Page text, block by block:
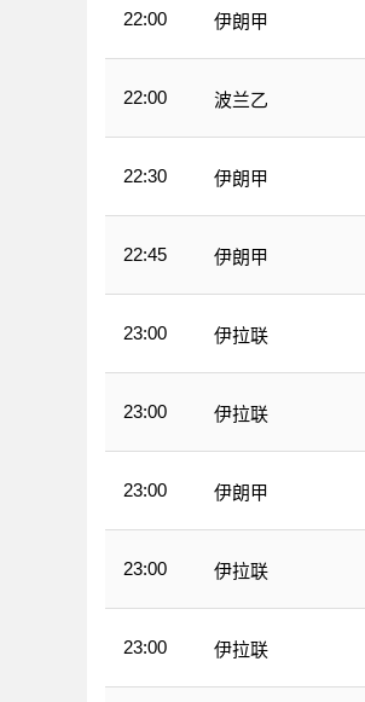
22:00 伊朗甲
22:00 波兰乙
22:30 伊朗甲
22:45 伊朗甲
23:00 伊拉联
23:00 伊拉联
23:00 伊朗甲
23:00 伊拉联
23:00 伊拉联